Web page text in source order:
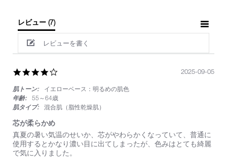
レビュー (7)
レビューを書く
rating
肌トーン:
イエローベース：明るめの肌色
年齢:
55～64歳
肌タイプ:
混合肌（脂性乾燥肌）
芯が柔らかめ
Review
by
on
review
stating
芯
真夏の暑い気温のせいか、芯がやわらかくなっていて、普通に
使用するとかなり濃い目に出てしまったが、色みはとても綺麗
で気に入りました。
2025-09-05